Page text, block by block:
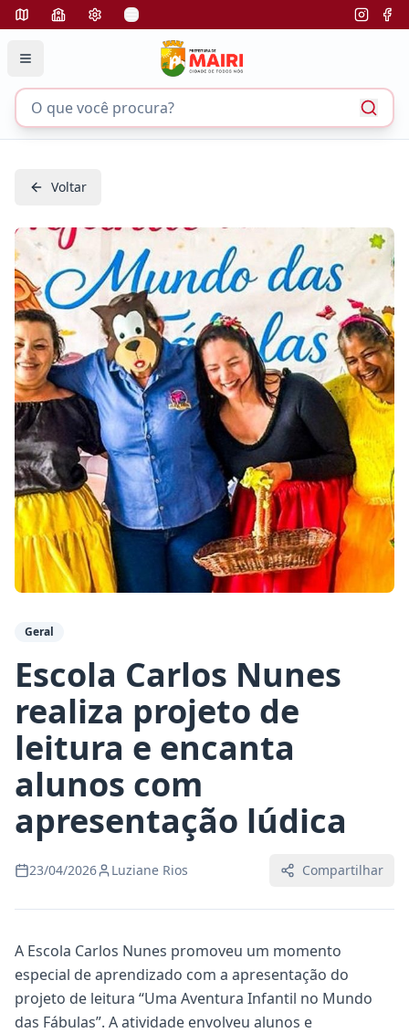
Voltar
Geral
Escola Carlos Nunes
realiza projeto de
leitura e encanta
alunos com
apresentação lúdica
23/04/2026 Luziane Rios Compartilhar
A Escola Carlos Nunes promoveu um momento
especial de aprendizado com a apresentação do
projeto de leitura “Uma Aventura Infantil no Mundo
das Fábulas”. A atividade envolveu alunos e